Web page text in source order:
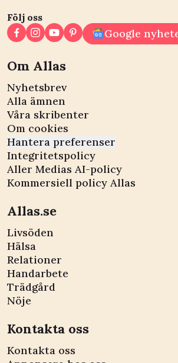
Följ oss
Google
Om Allas
Nyhetsbrev
Alla ämnen
Våra skribenter
Om cookies
Hantera preferenser
Integritetspolicy
Aller Medias AI-policy
Kommersiell policy Allas
Allas.se
Livsöden
Hälsa
Relationer
Handarbete
Trädgård
Nöje
Kontakta oss
Kontakta oss